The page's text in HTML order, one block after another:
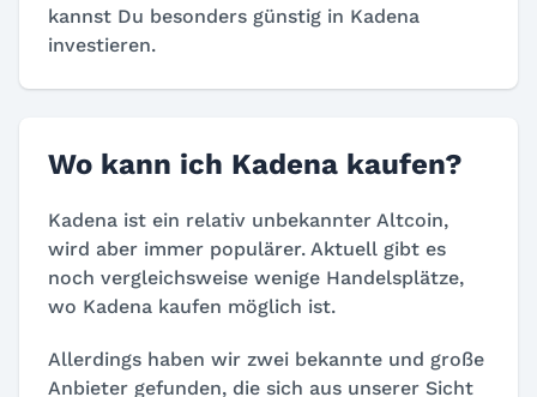
kannst Du besonders günstig in Kadena
investieren.
Wo kann ich Kadena kaufen?
Kadena ist ein relativ unbekannter Altcoin,
wird aber immer populärer. Aktuell gibt es
noch vergleichsweise wenige Handelsplätze,
wo Kadena kaufen möglich ist.
Allerdings haben wir zwei bekannte und große
Anbieter gefunden, die sich aus unserer Sicht